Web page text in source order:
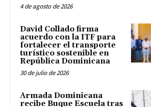
4 de agosto de 2026
David Collado firma
acuerdo con la ITF para
fortalecer el transporte
turístico sostenible en
República Dominicana
30 de julio de 2026
Armada Dominicana
recibe Buque Escuela tras